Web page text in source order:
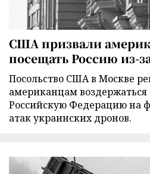
США призвали
посещать Россию из-
Посольство США в Москве
американцам воздержаться
Российскую Федерацию на
атак украинских дронов.